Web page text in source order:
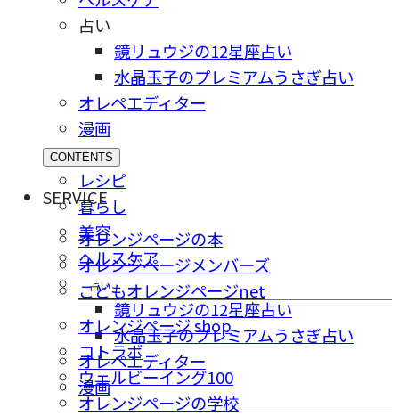
占い
鏡リュウジの12星座占い
水晶玉子のプレミアムうさぎ占い
オレペエディター
漫画
CONTENTS
レシピ
暮らし
美容
ヘルスケア
占い
鏡リュウジの12星座占い
水晶玉子のプレミアムうさぎ占い
オレペエディター
漫画
SERVICE
オレンジページの本
オレンジページメンバーズ
こどもオレンジページnet
オレンジページ shop
コトラボ
ウェルビーイング100
オレンジページの学校